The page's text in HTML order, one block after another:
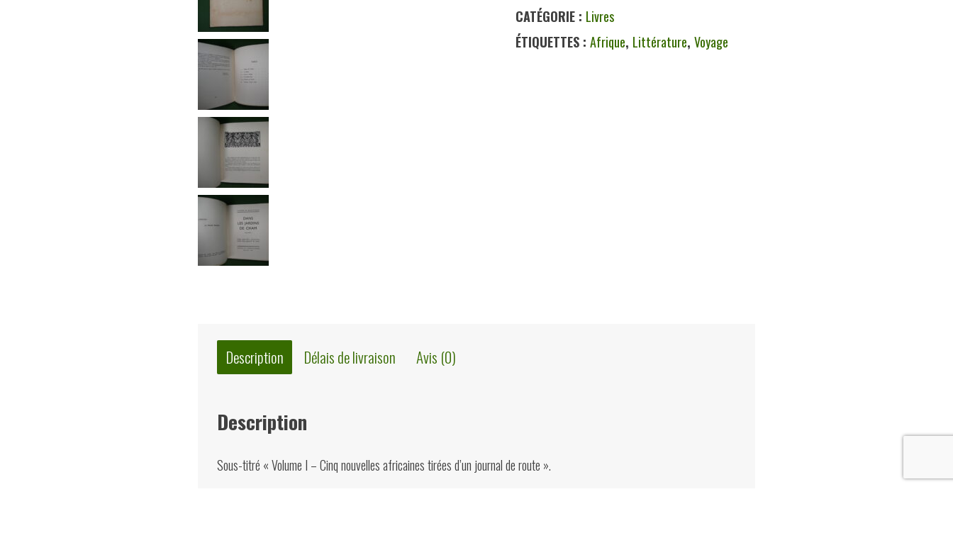
CATÉGORIE : Livres
ÉTIQUETTES :Afrique, Littérature,Voyage
Description Délais de livraison Avis (0)
Description
Sous-titré « Volume I – Cinq nouvelles africaines tirées d’un journal de route ».